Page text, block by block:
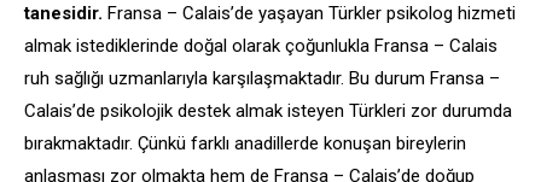
tanesidir. Fransa – Calais’de yaşayan Türkler psikolog hizmeti
almak istediklerinde doğal olarak çoğunlukla Fransa – Calais
ruh sağlığı uzmanlarıyla karşılaşmaktadır. Bu durum Fransa –
Calais’de psikolojik destek almak isteyen Türkleri zor durumda
bırakmaktadır. Çünkü farklı anadillerde konuşan bireylerin
anlaşması zor olmakta hem de Fransa – Calais’de doğup